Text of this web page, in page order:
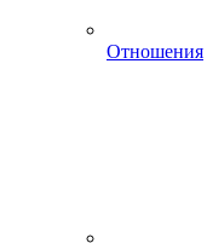
Отношения